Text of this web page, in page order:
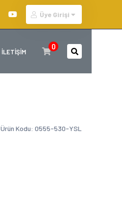
Üye Girişi
İLETİŞİM
0
Ürün Kodu: 0555-530-YSL